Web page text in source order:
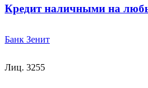
Кредит наличными на
Банк Зенит
Лиц. 3255